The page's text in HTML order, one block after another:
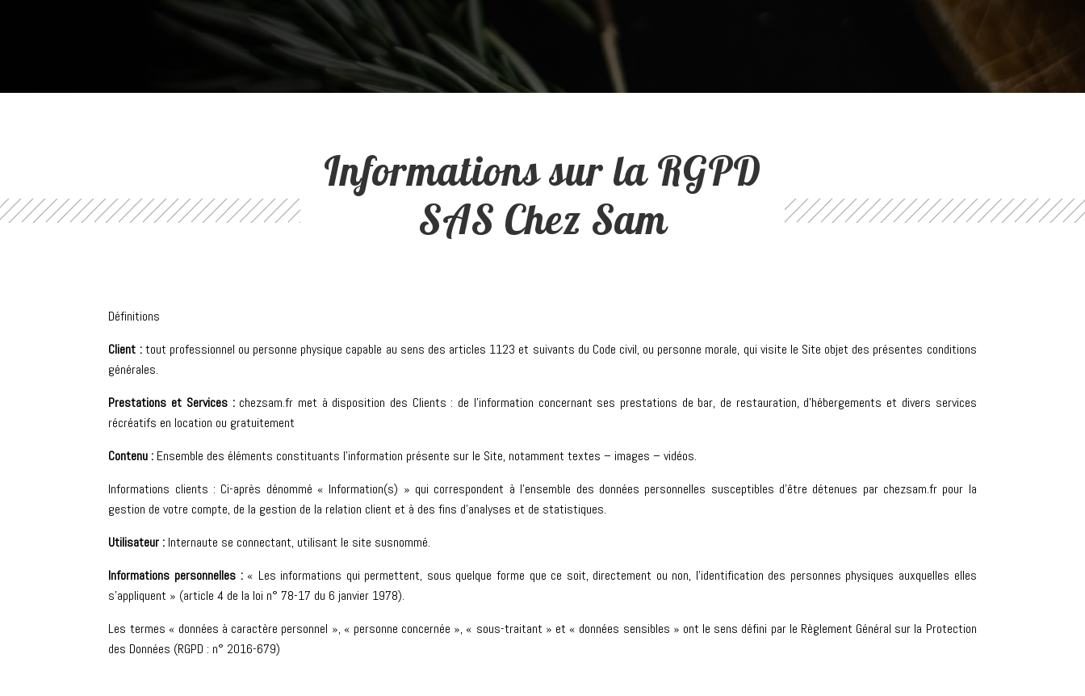
Informations sur la RGPD
SAS Chez Sam
Définitions
Client :tout professionnel ou personne physique capable au sens des articles 1123 et suivants du Code civil, ou personne morale, qui visite le Site objet des présentes conditions
générales.
Prestations et Services :chezsam.fr met à disposition des Clients : de l’information concernant ses prestations de bar, de restauration, d’hébergements et divers services
récréatifs en location ou gratuitement
Contenu : Ensemble des éléments constituants l’information présente sur le Site, notamment textes – images – vidéos.
Informations clients : Ci-après dénommé « Information(s) » qui correspondent à l’ensemble des données personnelles susceptibles d’être détenues par chezsam.fr pour la
gestion de votre compte, de la gestion de la relation client et à des fins d’analyses et de statistiques.
Utilisateur : Internaute se connectant, utilisant le site susnommé.
Informations personnelles :« Les informations qui permettent, sous quelque forme que ce soit, directement ou non, l’identification des personnes physiques auxquelles elles
s’appliquent » (article 4 de la loi n° 78-17 du 6 janvier 1978).
Les termes « données à caractère personnel », « personne concernée », « sous-traitant » et « données sensibles » ont le sens défini par le Règlement Général sur la Protection
des Données (RGPD : n° 2016-679)